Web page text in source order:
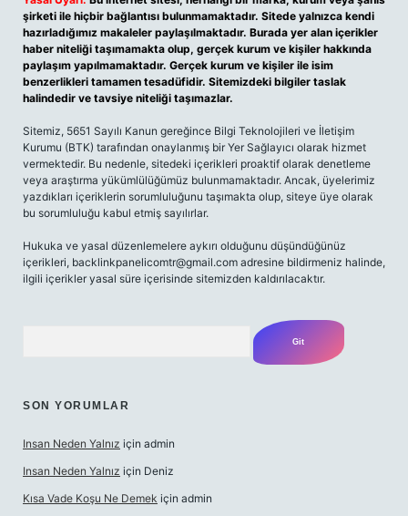
şirketi ile hiçbir bağlantısı bulunmamaktadır. Sitede yalnızca kendi
hazırladığımız makaleler paylaşılmaktadır. Burada yer alan içerikler
haber niteliği taşımamakta olup, gerçek kurum ve kişiler hakkında
paylaşım yapılmamaktadır. Gerçek kurum ve kişiler ile isim
benzerlikleri tamamen tesadüfidir. Sitemizdeki bilgiler taslak
halindedir ve tavsiye niteliği taşımazlar.
Sitemiz, 5651 Sayılı Kanun gereğince Bilgi Teknolojileri ve İletişim
Kurumu (BTK) tarafından onaylanmış bir Yer Sağlayıcı olarak hizmet
vermektedir. Bu nedenle, sitedeki içerikleri proaktif olarak denetleme
veya araştırma yükümlülüğümüz bulunmamaktadır. Ancak, üyelerimiz
yazdıkları içeriklerin sorumluluğunu taşımakta olup, siteye üye olarak
bu sorumluluğu kabul etmiş sayılırlar.
Hukuka ve yasal düzenlemelere aykırı olduğunu düşündüğünüz
içerikleri, backlinkpanelicomtr@gmail.com adresine bildirmeniz halinde,
ilgili içerikler yasal süre içerisinde sitemizden kaldırılacaktır.
SON YORUMLAR
Insan Neden Yalnız için admin
Insan Neden Yalnız için Deniz
Kısa Vade Koşu Ne Demek için admin